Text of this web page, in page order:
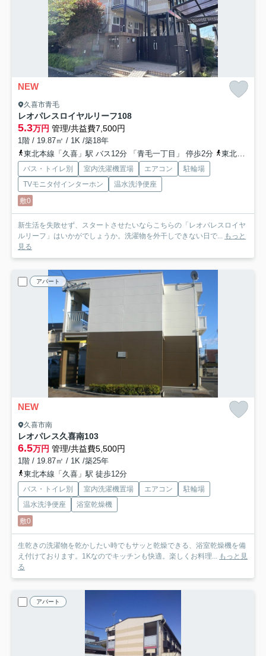
NEW
久喜市青毛
レオパレスロイヤルリーフ108
5.3万円 管理/共益費7,500円
1階 / 19.87㎡ / 1K /築18年
東北本線「久喜」駅 バス12分 「青毛一丁目」 停歩2分
東北本線「久喜」駅 徒歩27分
バス・トイレ別 室内洗濯機置場 エアコン
駐輪場
TVモニタ付インターホン
温水洗浄便座
敷0
新生活を失敗せず、スタートさせたいならこちらの「レオパレスロイヤ
ルリーフ」はいかがでしょうか。洗濯物を外干しできない日で...
もっと
見る
アパート
NEW
久喜市南
レオパレス久喜南103
6.5万円 管理/共益費5,500円
1階 / 19.87㎡ / 1K /築25年
東北本線「久喜」駅 徒歩12分
バス・トイレ別 室内洗濯機置場 エアコン
駐輪場
温水洗浄便座
浴室乾燥機
敷0
生乾きの洗濯物を乾かしたい時でもサッと乾燥できる、浴室乾燥機を備
え付けております。1Kなのでキッチンも快適。楽しくお料理...
もっと見
る
アパート